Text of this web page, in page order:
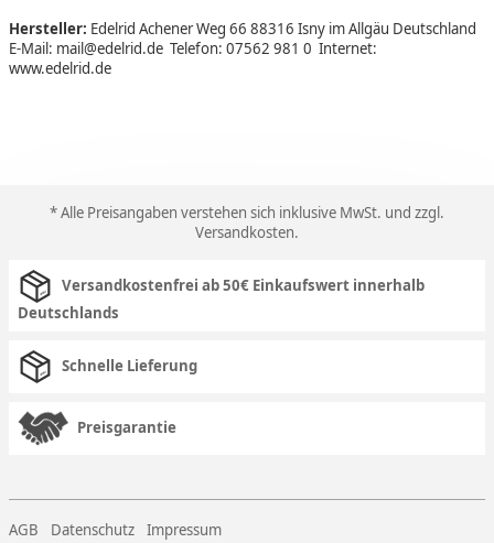
Hersteller: Edelrid Achener Weg 66 88316 Isny im Allgäu Deutschland
E-Mail: mail@edelrid.de Telefon: 07562 981 0 Internet:
www.edelrid.de
* Alle Preisangaben verstehen sich inklusive MwSt. und zzgl.
Versandkosten.
Versandkostenfrei ab 50€ Einkaufswert innerhalb
Deutschlands
Schnelle Lieferung
Preisgarantie
AGB Datenschutz Impressum